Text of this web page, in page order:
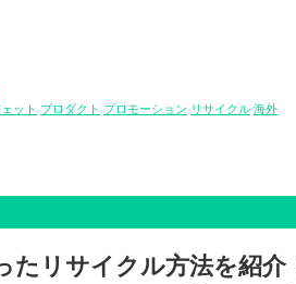
ット プロダクト プロモーション リサイクル 海外
たリサイクル方法を紹介